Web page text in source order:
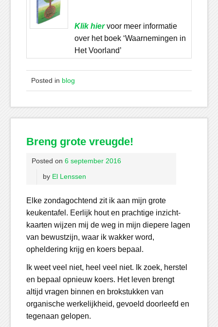
Klik hier voor meer informatie
over het boek ‘Waarnemingen in
Het Voorland’
Posted in blog
Breng grote vreugde!
Posted on 6 september 2016
by El Lenssen
Elke zondagochtend zit ik aan mijn grote
keukentafel. Eerlijk hout en prachtige inzicht-
kaarten wijzen mij de weg in mijn diepere lagen
van bewustzijn, waar ik wakker word,
opheldering krijg en koers bepaal.
Ik weet veel niet, heel veel niet. Ik zoek, herstel
en bepaal opnieuw koers. Het leven brengt
altijd vragen binnen en brokstukken van
organische werkelijkheid, gevoeld doorleefd en
tegenaan gelopen.